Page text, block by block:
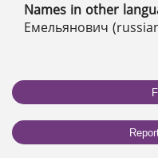
Names in other
Емельянович